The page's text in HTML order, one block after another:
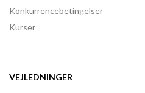
Konkurrencebetingelser
Kurser
VEJLEDNINGER